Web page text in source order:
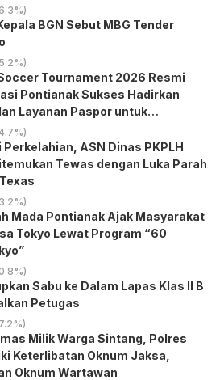
BGN Sebut MBG Tender
Tournament 2026 Resmi
Pontianak Sukses Hadirkan
Layanan Paspor untuk
ASN Dinas PKPLH
Tewas dengan Luka Parah
Mada Pontianak Ajak Masyarakat
Tokyo Lewat Program “60
Sabu ke Dalam Lapas Klas II B
Petugas
Milik Warga Sintang, Polres
Keterlibatan Oknum Jaksa,
Oknum Wartawan